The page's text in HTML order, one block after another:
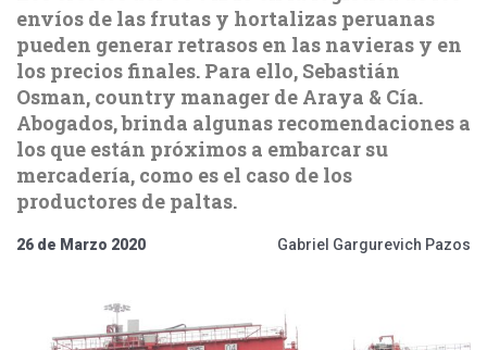
envíos de las frutas y hortalizas peruanas
pueden generar retrasos en las navieras y en
los precios finales. Para ello, Sebastián
Osman, country manager de Araya & Cía.
Abogados, brinda algunas recomendaciones a
los que están próximos a embarcar su
mercadería, como es el caso de los
productores de paltas.
26 de Marzo 2020 Gabriel Gargurevich Pazos